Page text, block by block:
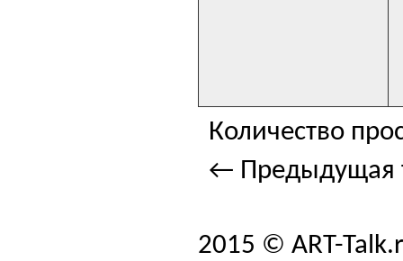
Количество
← Предыдущая
2015 © ART-